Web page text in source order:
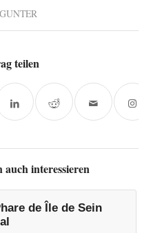
GUNTER
teilen
auch interessieren
de Île de Sein